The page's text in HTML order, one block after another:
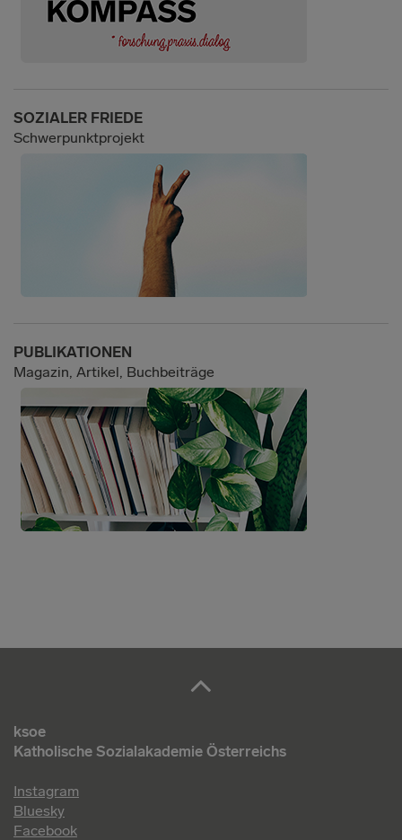
SOZIALER FRIEDE
Schwerpunktprojekt
PUBLIKATIONEN
Magazin, Artikel, Buchbeiträge
ksoe
Katholische Sozialakademie Österreichs
Instagram
Bluesky
Facebook